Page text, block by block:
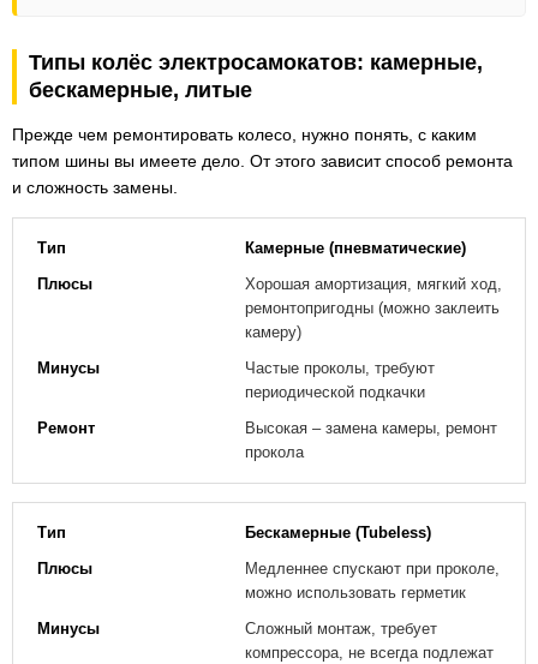
Типы колёс электросамокатов: камерные,
бескамерные, литые
Прежде чем ремонтировать колесо, нужно понять, с каким
типом шины вы имеете дело. От этого зависит способ ремонта
и сложность замены.
Камерные (пневматические)
Хорошая амортизация, мягкий ход,
ремонтопригодны (можно заклеить
камеру)
Частые проколы, требуют
периодической подкачки
Высокая – замена камеры, ремонт
прокола
Бескамерные (Tubeless)
Медленнее спускают при проколе,
можно использовать герметик
Сложный монтаж, требует
компрессора, не всегда подлежат